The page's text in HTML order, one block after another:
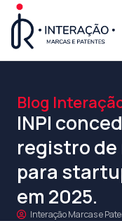
Blog
INPI
registro de
para
em 2025.
Interação Marcas e